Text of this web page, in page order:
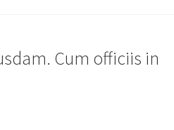
Cum officiis in